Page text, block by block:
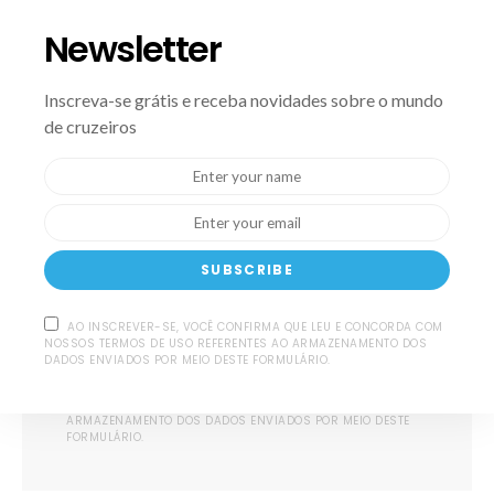
Newsletter
Inscreva-se grátis e receba
novidades sobre o mundo de
SUBSCRIBE
ARMAZENAMENTO DOS DADOS ENVIADOS POR MEIO DESTE
FORMULÁRIO.
Newsletter
Inscreva-se grátis e receba novidades sobre o mundo
de cruzeiros
SUBSCRIBE
AO INSCREVER-SE, VOCÊ CONFIRMA QUE LEU E CONCORDA COM
NOSSOS TERMOS DE USO REFERENTES AO ARMAZENAMENTO DOS
DADOS ENVIADOS POR MEIO DESTE FORMULÁRIO.